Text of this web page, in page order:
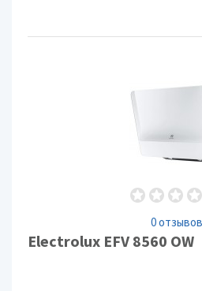
0 отзывов
Electrolux EFV 8560 OW